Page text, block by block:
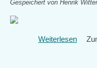
Gespeichert von Henrik
Weiterlesen über